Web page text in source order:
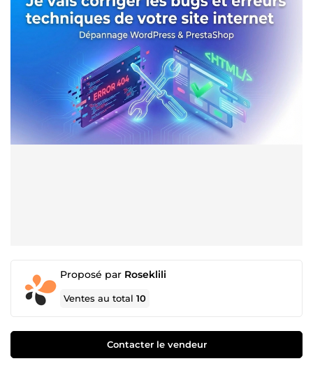
Proposé par Roseklili
Ventes au total10
Contacter le vendeur